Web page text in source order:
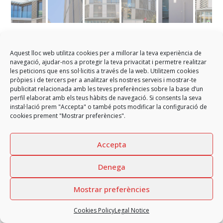
Aquest lloc web utilitza cookies per a millorar la teva experiència de
navegació, ajudar-nos a protegir la teva privacitat i permetre realitzar
les peticions que ens sol·licitis a través de la web. Utilitzem cookies
pròpies i de tercers per a analitzar els nostres serveis i mostrar-te
publicitat relacionada amb les teves preferències sobre la base d’un
perfil elaborat amb els teus hàbits de navegació. Si consents la seva
instal·lació prem "Accepta" o també pots modificar la configuració de
cookies prement "Mostrar preferències".
Accepta
Denega
Mostrar preferències
Cookies PolicyLegal Notice
Calle Modolell development
Enclosures for the residential development in the Sarrià – Sant
Gervasi district of Barcelona
GARCIA FAURA, SL2026 - All rights reserved
Privacy Policy Social Networks
Internal information channel